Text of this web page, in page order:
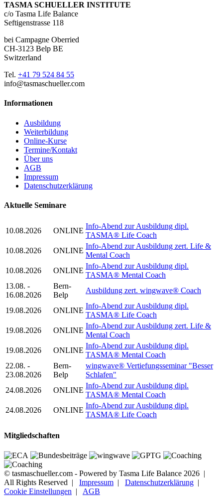
TASMA SCHUELLER INSTITUTE
c/o Tasma Life Balance
Seftigenstrasse 118
bei Campagne Oberried
CH-3123 Belp BE
Switzerland
Tel. +41 79 524 84 55
info@tasmaschueller.com
Informationen
Ausbildung
Weiterbildung
Online-Kurse
Termine/Kontakt
Über uns
AGB
Impressum
Datenschutzerklärung
Aktuelle Seminare
10.08.2026 ONLINE
Info-Abend zur Ausbildung dipl.
TASMA® Life Coach
10.08.2026
ONLINE
Info-Abend zur Ausbildung zert. Life &
Mental Coach
10.08.2026
ONLINE
Info-Abend zur Ausbildung dipl.
TASMA® Mental Coach
13.08. -
16.08.2026
Bern-
Belp
Ausbildung zert. wingwave® Coach
19.08.2026 ONLINE
Info-Abend zur Ausbildung dipl.
TASMA® Life Coach
19.08.2026
ONLINE
Info-Abend zur Ausbildung zert. Life &
Mental Coach
19.08.2026
ONLINE
Info-Abend zur Ausbildung dipl.
TASMA® Mental Coach
22.08. -
23.08.2026
Bern-
Belp
wingwave® Vertiefungsseminar "Besser
Schlafen"
24.08.2026
ONLINE
Info-Abend zur Ausbildung dipl.
TASMA® Mental Coach
24.08.2026
ONLINE
Info-Abend zur Ausbildung dipl.
TASMA® Life Coach
Mitgliedschaften
© tasmaschueller.com - Powered by Tasma Life Balance 2026 |
All Rights Reserved | Impressum | Datenschutzerklärung |
Cookie Einstellungen | AGB